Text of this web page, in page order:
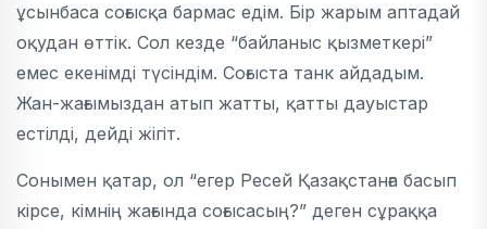
ұсынбаса соғысқа бармас едім. Бір жарым аптадай
оқудан өттік. Сол кезде “байланыс қызметкері”
емес екенімді түсіндім. Соғыста танк айдадым.
Жан-жағымыздан атып жатты, қатты дауыстар
естілді, дейді жігіт.
Сонымен қатар, ол “егер Ресей Қазақстанға басып
кірсе, кімнің жағында соғысасың?” деген сұраққа